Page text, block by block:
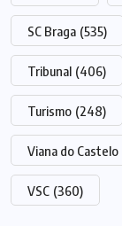
SC Braga (535)
Tribunal (406)
Turismo (248)
Viana do Castelo
VSC (360)